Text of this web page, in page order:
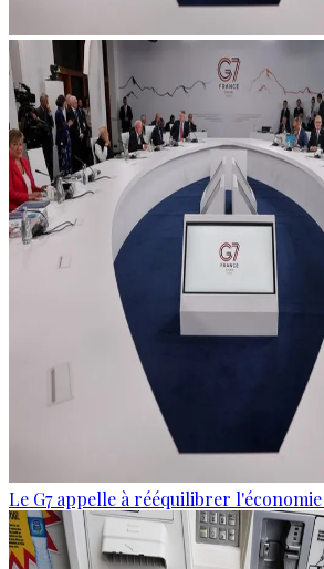
Le G7 appelle à rééquilibrer